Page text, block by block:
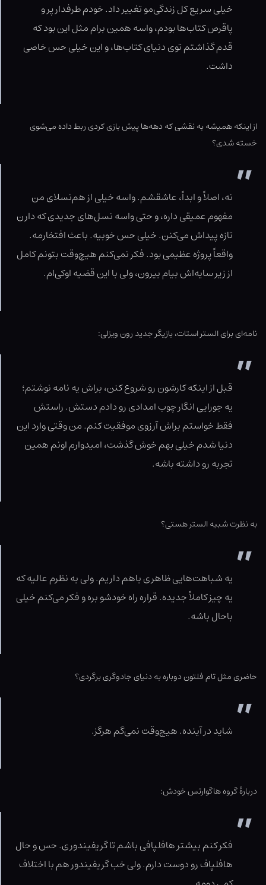
خیلی سریع کل زندگی‌مو تغییر داد. خودم طرفدار پر و
پاقرص کتاب‌ها بودم، واسه همین برام مثل این بود که
قدم گذاشتم توی دنیای کتاب‌ها، و این خیلی حس خاصی
داشت.
از اینکه همیشه به نقشی که دهه‌ها پیش بازی کردی ربط داده می‌شوی
خسته شدی؟
نه، اصلاً و ابداً، عاشقشم. واسه خیلی از هم‌نسلای من
مفهوم عمیقی داره، و حتی واسه نسل‌های جدیدی که دارن
تازه پیداش می‌کنن. خیلی حس خوبیه. باعث افتخارمه.
واقعاً پروژه عظیمی بود. فکر نمی‌کنم هیچ‌وقت بتونم کامل
از زیر سایه‌اش بیام بیرون، ولی با این قضیه اوکی‌ام.
نامه‌ای برای الستر استات، بازیگر جدید رون ویزلی:
قبل از اینکه کارشون رو شروع کنن، براش یه نامه نوشتم؛
یه جورایی انگار چوب امدادی رو دادم دستش. راستش
فقط خواستم براش آرزوی موفقیت کنم. من وقتی وارد این
دنیا شدم خیلی بهم خوش گذشت، امیدوارم اونم همین
تجربه رو داشته باشه.
به نظرت شبیه الستر هستی؟
یه شباهت‌هایی ظاهری باهم داریم. ولی به نظرم عالیه که
یه چیز کاملاً جدیده. قراره راه خودشو بره و فکر می‌کنم خیلی
باحال باشه.
حاضری مثل تام فلتون دوباره به دنیای جادوگری برگردی؟
شاید در آینده. هیچ‌وقت نمی‌گم هرگز.
دربارۀ گروه هاگوارتس خودش:
فکر کنم بیشتر هافلپافی باشم تا گریفیندوری. حس و حال
هافلپاف رو دوست دارم. ولی خب گریفیند‌ور هم با اختلاف